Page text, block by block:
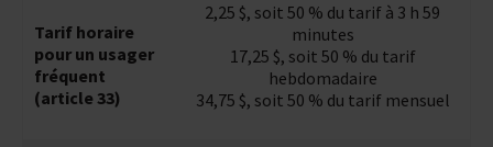
Tarif horaire
pour un usager
fréquent
(article 33)
2,25 $, soit 50 % du tarif à 3 h 59
minutes
17,25 $, soit 50 % du tarif
hebdomadaire
34,75 $, soit 50 % du tarif mensuel